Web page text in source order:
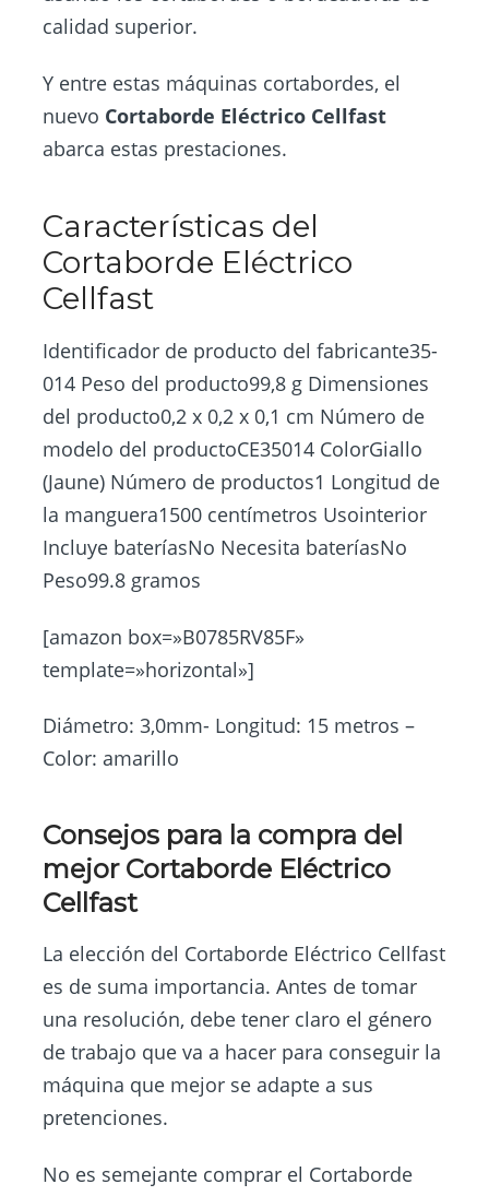
calidad superior.
Y entre estas máquinas cortabordes, el
nuevo Cortaborde Eléctrico Cellfast
abarca estas prestaciones.
Características del
Cortaborde Eléctrico
Cellfast
Identificador de producto del fabricante35-
014 Peso del producto99,8 g Dimensiones
del producto0,2 x 0,2 x 0,1 cm Número de
modelo del productoCE35014 ColorGiallo
(Jaune) Número de productos1 Longitud de
la manguera1500 centímetros Usointerior
Incluye bateríasNo Necesita bateríasNo
Peso99.8 gramos
[amazon box=»B0785RV85F»
template=»horizontal»]
Diámetro: 3,0mm- Longitud: 15 metros –
Color: amarillo
Consejos para la compra del
mejor Cortaborde Eléctrico
Cellfast
La elección del Cortaborde Eléctrico Cellfast
es de suma importancia. Antes de tomar
una resolución, debe tener claro el género
de trabajo que va a hacer para conseguir la
máquina que mejor se adapte a sus
pretenciones.
No es semejante comprar el Cortaborde